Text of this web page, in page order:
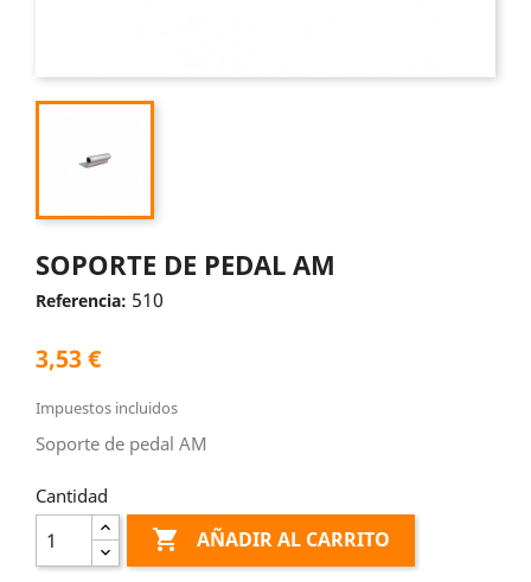
SOPORTE DE PEDAL AM
Referencia: 510
3,53 €
Impuestos incluidos
Soporte de pedal AM
Cantidad
 AÑADIR AL CARRITO